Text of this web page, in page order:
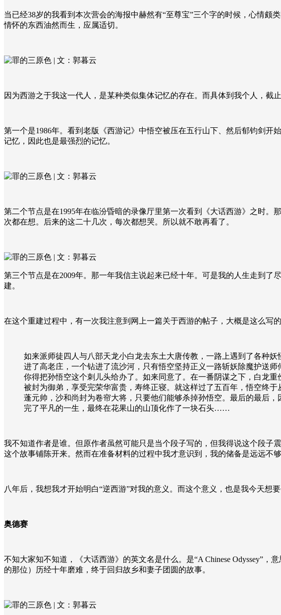
当已经38岁的我看到本次营会的海报中赫然有“至尊宝”三个字的时候，心情颇
情怀的东西油然而生，应属适切。
因为西游之于我这一代人，是某种类似集体记忆的存在。而具体到我个人，截
第一个是1986年。看到老版《西游记》中悟空被压在五行山下、然后郁钧剑
记忆，因此也是最强烈的记忆。
第二个节点是在1995年在临汾昏暗的录像厅里第一次看到《大话西游》之时。
次都在想。后来的这二十几次，每次都想哭。所以就不敢再看了。
第三个节点是在2009年。那一年我信主说起来已经十年。可是我的人生走到了
建。
在这个重建过程中，有一次我注意到网上一篇关于西游的帖子，大概是这么写的
如来派师徒四人与八部天龙小白龙去东土大唐传教，一路上遇到了各种
进了高老庄，一个钻进了流沙河，只有悟空坚持正义一路斩妖除魔护送
你得把孙悟空这个刺儿头给办了。如来同意了。在一番阴谋之下，白龙
被封为御弟，享受完荣华富贵，寿终正寝。就这样过了五百年，悟空终于
蓬元帅，沙和尚封为卷帘大将，只要他们能够杀掉孙悟空。最后的最后
完了平凡的一生，最终在花果山的山顶化作了一块石头……
我不知道作者是谁。但原作者虽然可能只是当个段子写的，但我得说这个段
这个故事铺陈开来。然而在准备材料的过程中我才意识到，我的储备是远远不
八年后，我想我才开始明白“逆西游”对我的意义。而这个意义，也是我今天想
奥德赛
不知大家知不知道，《大话西游》的英文名是什么。是“A Chinese Odyssey”，
的那位）历经十年磨难，终于回归故乡和妻子团圆的故事。